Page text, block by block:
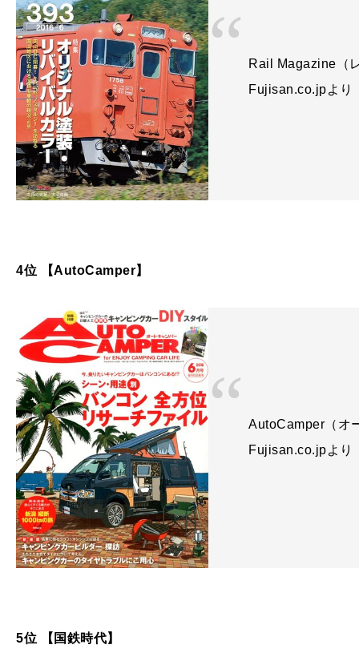
Rail Magazine（
Fujisan.co.jpより
4位 【AutoCamper】
AutoCamper（オ
Fujisan.co.jpより
5位 【国鉄時代】